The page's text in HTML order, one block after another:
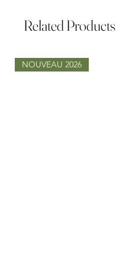
Related Products
NOUVEAU 2026